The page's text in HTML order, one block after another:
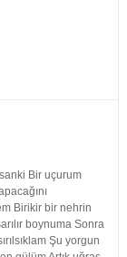
Bir uçurum
Birikir bir nehrin
boynuma Sonra
Şu yorgun